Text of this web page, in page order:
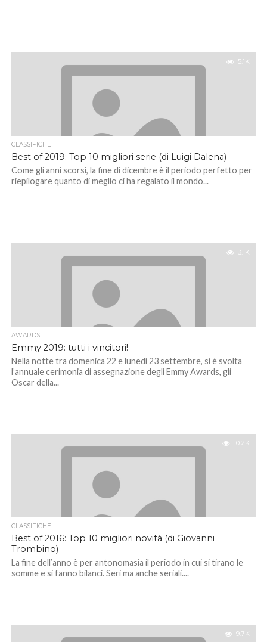
5.1K
CLASSIFICHE
Best of 2019: Top 10 migliori serie (di Luigi Dalena)
Come gli anni scorsi, la fine di dicembre è il periodo perfetto per
riepilogare quanto di meglio ci ha regalato il mondo...
3.1K
AWARDS
Emmy 2019: tutti i vincitori!
Nella notte tra domenica 22 e lunedì 23 settembre, si è svolta
l’annuale cerimonia di assegnazione degli Emmy Awards, gli
Oscar della...
10.2K
CLASSIFICHE
Best of 2016: Top 10 migliori novità (di Giovanni
Trombino)
La fine dell’anno è per antonomasia il periodo in cui si tirano le
somme e si fanno bilanci. Seri ma anche seriali....
9.7K